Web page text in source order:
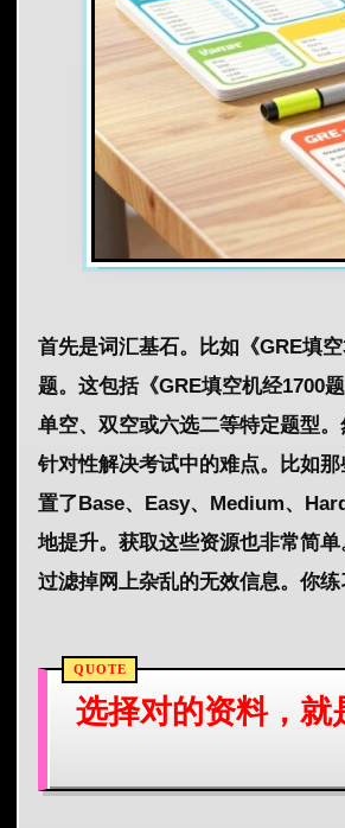
首先是词汇基石。比如《GRE填
题。这包括《GRE填空机经1700
单空、双空或六选二等特定题型
针对性解决考试中的难点。比如
置了Base、Easy、Medium、
地提升。获取这些资源也非常简
过滤掉网上杂乱的无效信息。你
选择对的资料，就